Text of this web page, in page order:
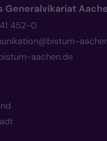
Generalvikariat
452-0
aachen.de